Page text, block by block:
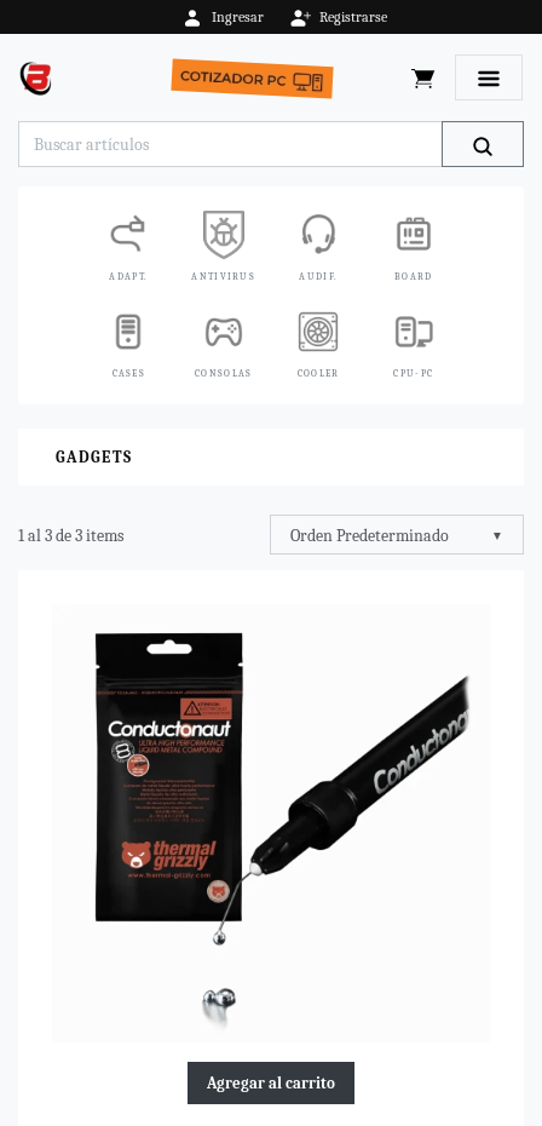
Ingresar Registrarse
FANS FUENTES GADGETS GRAFICAS
HDD IMPRES. MICROF. MICROSD
GADGETS
1 al 3 de 3 items Orden Predeterminado
Agregar al carrito